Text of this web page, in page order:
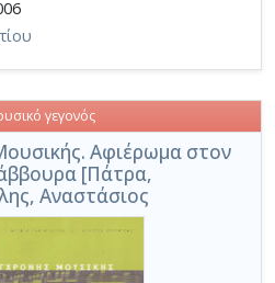
Αφιέρωμα στον
[Πάτρα,
Αναστάσιος
γεγονός